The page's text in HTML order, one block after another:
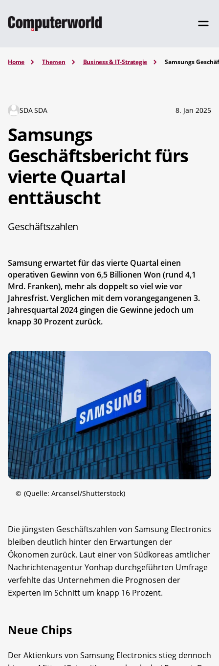
Home Themen Business & IT-Strategie Samsungs
SDA SDA 8. Jan 2025
Samsungs
Geschäftsbericht fürs
vierte Quartal
enttäuscht
Geschäftszahlen
Samsung erwartet für das vierte Quartal einen
operativen Gewinn von 6,5 Billionen Won (rund 4,1
Mrd. Franken), mehr als doppelt so viel wie vor
Jahresfrist. Verglichen mit dem vorangegangenen 3.
Jahresquartal 2024 gingen die Gewinne jedoch um
knapp 30 Prozent zurück.
© (Quelle: Arcansel/Shutterstock)
Die jüngsten Geschäftszahlen von Samsung Electronics
bleiben deutlich hinter den Erwartungen der
Ökonomen zurück. Laut einer von Südkoreas amtlicher
Nachrichtenagentur Yonhap durchgeführten Umfrage
verfehlte das Unternehmen die Prognosen der
Experten im Schnitt um knapp 16 Prozent.
Neue Chips
Der Aktienkurs von Samsung Electronics stieg dennoch